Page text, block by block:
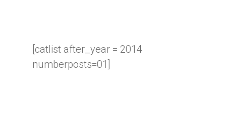
[catlist after_year = 2014
numberposts=01]